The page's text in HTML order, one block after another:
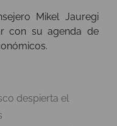
Mikel Jauregi
con su agenda de
despierta el